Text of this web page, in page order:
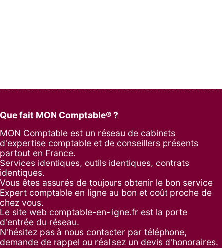
Que fait MON Comptable® ?
MON Comptable est un réseau de cabinets
d'expertise comptable et de conseillers présents
partout en France.
Services identiques, outils identiques, contrats
identiques.
Vous êtes assurés de toujours obtenir le bon service
Expert comptable en ligne au bon et coût proche de
chez vous.
Le site web comptable-en-ligne.fr est la porte
d'entrée du réseau.
N'hésitez pas à nous contacter par téléphone,
demande de rappel ou réalisez un devis d'honoraires.